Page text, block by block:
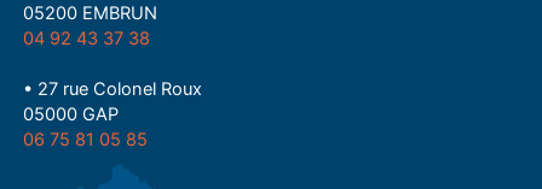
05200 EMBRUN
04 92 43 37 38
• 27 rue Colonel Roux
05000 GAP
06 75 81 05 85